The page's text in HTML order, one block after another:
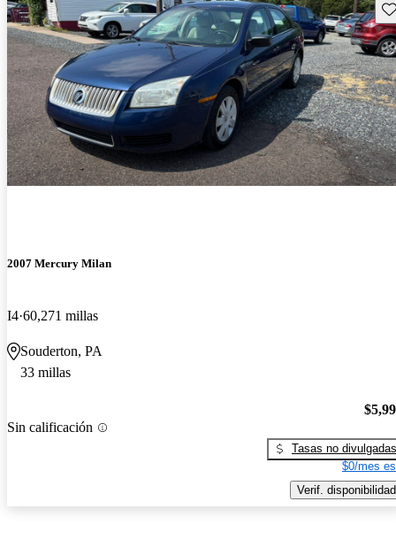
2007 Mercury Milan
I4 60,271 millas
Souderton, PA
33 millas
Sin calificación
Tasas no divulgadas
$0/mes
Verif. disponibilidad